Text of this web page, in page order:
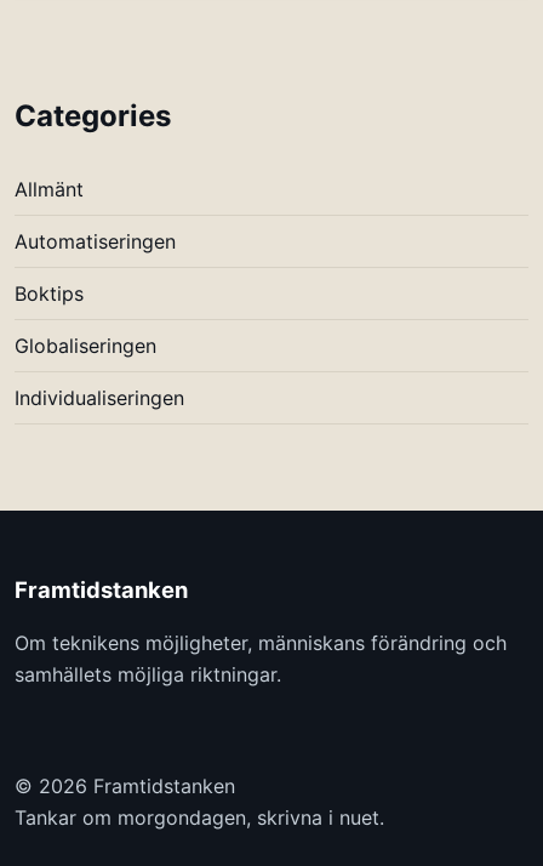
Categories
Allmänt
Automatiseringen
Boktips
Globaliseringen
Individualiseringen
Framtidstanken
Om teknikens möjligheter, människans förändring och
samhällets möjliga riktningar.
© 2026 Framtidstanken
Tankar om morgondagen, skrivna i nuet.